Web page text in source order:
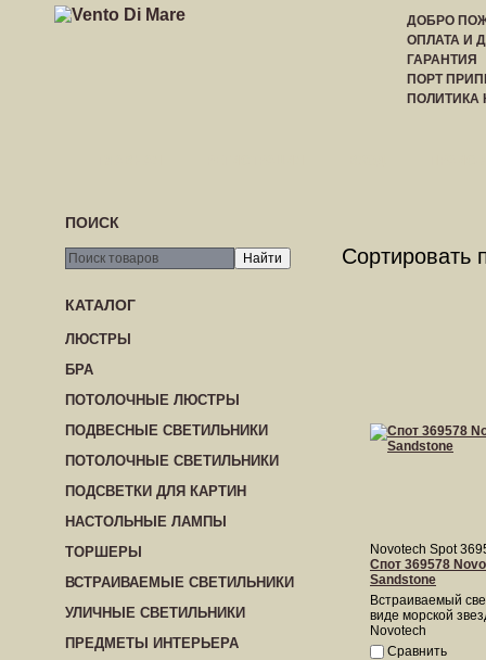
ДОБРО
ОПЛАТА И
ГАРАНТИЯ
ПОРТ
ПОИСК
КАТАЛОГ
ЛЮСТРЫ
БРА
ПОТОЛОЧНЫЕ ЛЮСТРЫ
ПОДВЕСНЫЕ СВЕТИЛЬНИКИ
ПОТОЛОЧНЫЕ СВЕТИЛЬНИКИ
ПОДСВЕТКИ ДЛЯ КАРТИН
НАСТОЛЬНЫЕ ЛАМПЫ
ТОРШЕРЫ
ВСТРАИВАЕМЫЕ СВЕТИЛЬНИКИ
УЛИЧНЫЕ СВЕТИЛЬНИКИ
ПРЕДМЕТЫ ИНТЕРЬЕРА
Сортировать
Novotech Spot
Спот 369578
Sandstone
Встраиваемый
виде морской
Novotech
Сравнить